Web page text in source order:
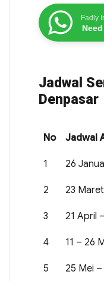
Fadly
Jadwal
Denpasar
No Jadwal
1 26
2 23
3 21 April
4 11 – 26
5 25 Mei –